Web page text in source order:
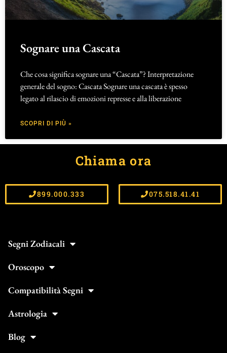
Sognare una Cascata
Che cosa significa sognare una “Cascata”? Interpretazione
generale del sogno: Cascata Sognare una cascata è spesso
legato al rilascio di emozioni represse e alla liberazione
SCOPRI DI PIÙ »
Chiama ora
899.000.333 075.518.41.41
Segni Zodiacali
Oroscopo
Compatibilità Segni
Astrologia
Blog